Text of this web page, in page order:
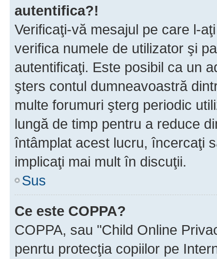
autentifica?!
Verificaţi-vă mesajul pe care l-
verifica numele de utilizator şi
autentificaţi. Este posibil ca un
şters contul dumneavoastră
multe forumuri şterg periodic
lungă de timp pentru a reduce
întâmplat acest lucru, încercaţi
implicaţi mai mult în discuţii.
Sus
Ce este COPPA?
COPPA, sau "Child Online
penrtu protecţia copiilor pe